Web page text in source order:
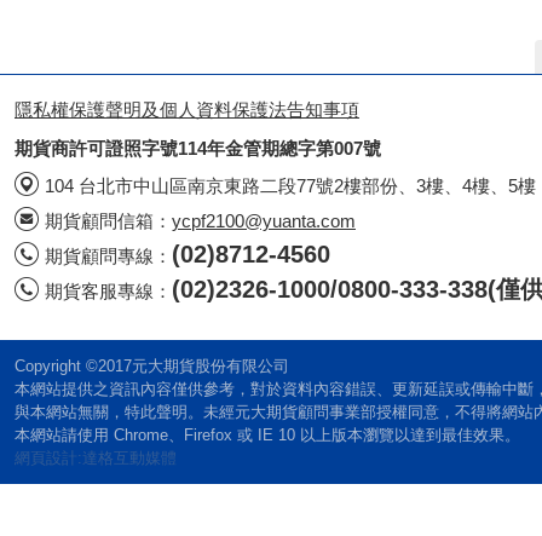
隱私權保護聲明及個人資料保護法告知事項
期貨商許可證照字號114年金管期總字第007號
104 台北市中山區南京東路二段77號2樓部份、3樓、4樓、5樓
期貨顧問信箱： ycpf2100@yuanta.com
期貨顧問專線： (02)8712-4560
期貨客服專線： (02)2326-1000/0800-333-338(僅
Copyright ©2017元大期貨股份有限公司
本網站提供之資訊內容僅供參考，對於資料內容錯誤、更新延誤或傳輸中
與本網站無關，特此聲明。未經元大期貨顧問事業部授權同意，不得將網站
本網站請使用 Chrome、Firefox 或 IE 10 以上版本瀏覽以達到最佳效果。
網頁設計:達格互動媒體